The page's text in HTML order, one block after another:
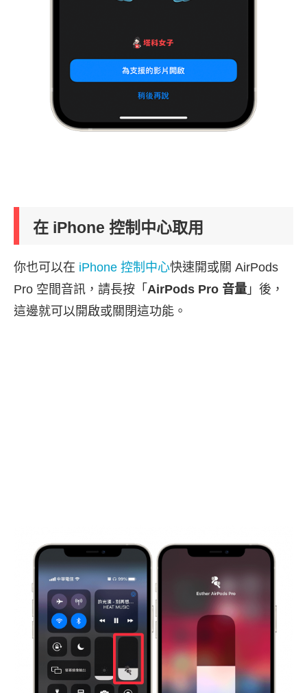
在 iPhone 控制中心取用
你也可以在 iPhone 控制中心快速開或關 AirPods
Pro 空間音訊，請長按「 AirPods Pro 音量 」後，
這邊就可以開啟或關閉這功能。